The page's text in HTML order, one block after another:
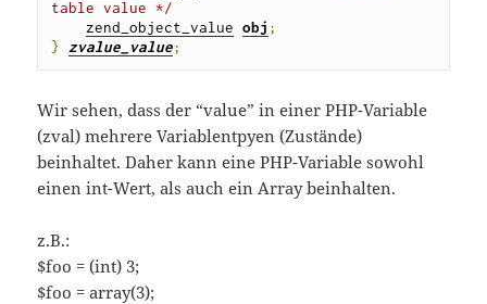
table value */
zend_object_value obj ;
}
zvalue_value;
Wir sehen, dass der “value” in einer PHP-Variable
(zval) mehrere Variablentpyen (Zustände)
beinhaltet. Daher kann eine PHP-Variable sowohl
einen int-Wert, als auch ein Array beinhalten.
z.B.:
$foo = (int) 3;
$foo = array(3);